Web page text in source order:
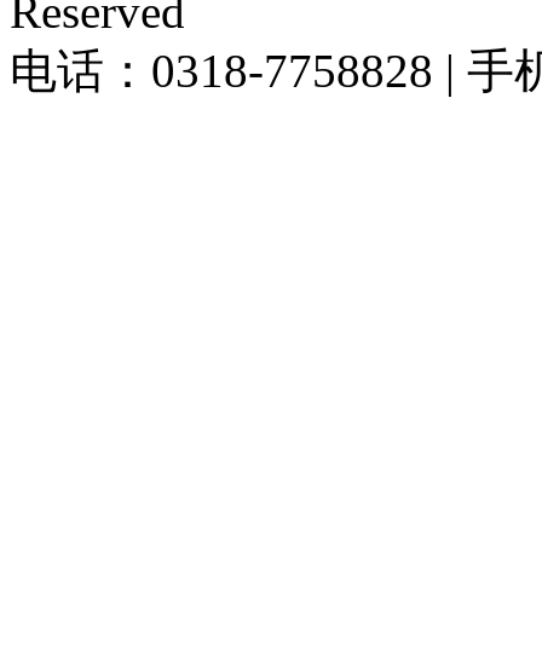
Reserved
电话：0318-7758828 | 手